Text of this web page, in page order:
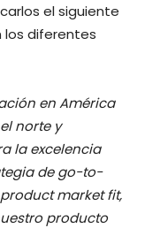
el siguiente
los diferentes
en América
norte y
la excelencia
de go-to-
market fit,
producto